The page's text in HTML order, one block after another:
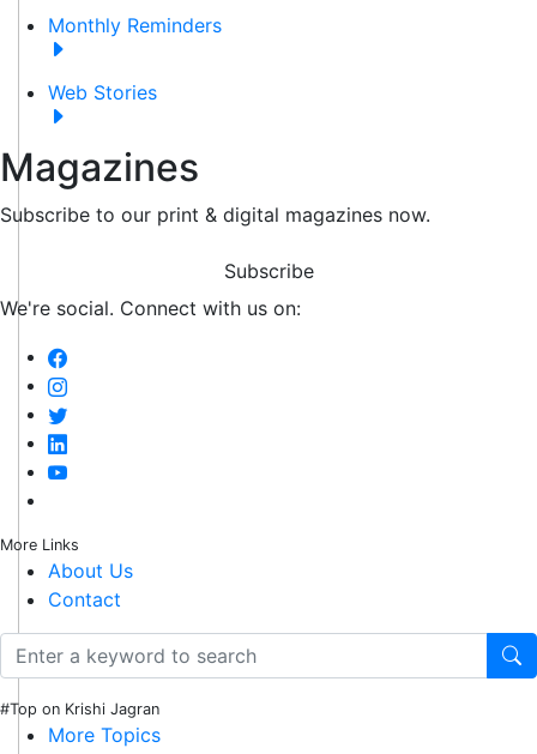
Monthly Reminders
Web Stories
Magazines
Subscribe to our print & digital magazines now.
Subscribe
We're social. Connect with us on:
More Links
About Us
Contact
#Top on Krishi Jagran
More Topics